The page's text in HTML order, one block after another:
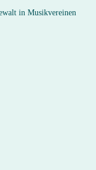
in Musikvereinen